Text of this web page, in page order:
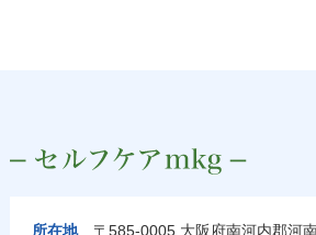
所在地〒585-0005 大阪府南河内郡河